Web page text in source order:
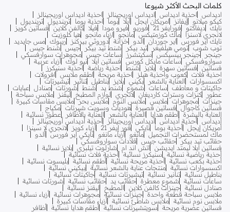
كلمات البحث الأكثر شيوعا
اديداس احذية اديداس اديداس اوريجينالز
احذية اديداس اوريجينالز
كيكو ميلانو
إيفانز امريكان ايجل ايلا بوما احذية بوما ترينديول ترينديول
نايك ديفاكتو فورايفر 21 فوريو فيرو مودا فيلا كالفن كلاين فساتين كويز
لانجري لاسنزا
ماك كوزمتيكس مانجو ازياء مانجو
هيا كلوزيت
نايك اير فورس
اير جوردان الدو خزانة دوروثي بيركنز ريبوك مس جايديد
توب شوب تومي هيلفيغر تيد بيكر شنط تيد بيكر جيس
شنط جيس
جينجر
جينجر بيسيكس سكيتشرز ساعات جيس مجوهرات سوارفسكي
سواروفسكي
ساعات مايكل كورس فساتين ايلا نيو لوك أزياء عربية
فساتين
فساتين سهرة بلايز شنط احذية رياضة
احذية سنيكرز
احذية فلات كعوب واحذية هيلز احذية مريحة اطقم ملابس
افرولات
اكسسوارات
العناية بالشعر بكيني بلايز بناطيل تنانير
تيشيرتات
جاكيتات و معاطف
ساعات شموع شنط يد شنط شورتات صنادل
عبايات
عطور
كنزات وسترات كارديغان لانجري لوازم المطبخ ليقنز
ملابس سباحة
جينزات مجوهرات ملابس ملابس النوم ملابس بحر ملابس مقاسات كبيرة
فساتين كاجوال
فساتين قصيرة هوديات وسويت شيرتات مكياج
العناية بالبشرة أطقم هدايا العناية بالشعر العناية بالأظافر
عطور نسائية
أديداس أحذية أديداس أديداس أوريجينالز
أحذية أديداس أوريجينالز
أمريكان إيجل أحذية بوما نايكي فور إيفر 21 أزياء كويز
لانجري لا سينزا
ماك لمستحضرات التجميل مانغو أزياء مانغو نايكي اير فورس ألدو
حقائب تيد بيكر
حقائب جيس
قلادات سواروفسكي
فساتين ايلا ليمتد ايديشن
اتش اند ام شارلوت تيلبري بلايز نسائية
أحذية رياضية نسائية
سنيكرز نسائية أحذية فلات نسائية
أحذية بكعب نسائية أحذية مريحة نسائية أطقم نسائية بليسوت نسائية
اكسسوارات نسائية منتجات عناية بالشعر نسائية بيكيني نسائية
بناطيل نسائية تنانير نسائية تيشيرتات نسائية جاكيتات نسائية
ساعات نسائية
شموع معطرة حقائب يد حقائب نسائية
شورتات نسائية
صنادل نسائية جينزات كالفن كلاين المطبخ
ليقنز نسائية
ملابس سباحة قطعة واحدة جينزات نسائية مجوهرات نسائية أزياء نسائية
ملابس نوم نسائية ملابس شاطئ نسائية أزياء مقاسات كبيرة
فساتين عصرية مريحة
سويتشيرتات نسائية أطقم هدايا نسائية أظافر